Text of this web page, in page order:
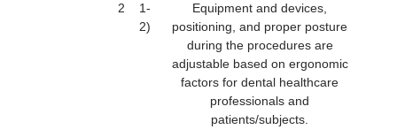
2
1-
2)
Equipment and devices,
positioning, and proper posture
during the procedures are
adjustable based on ergonomic
factors for dental healthcare
professionals and
patients/subjects.